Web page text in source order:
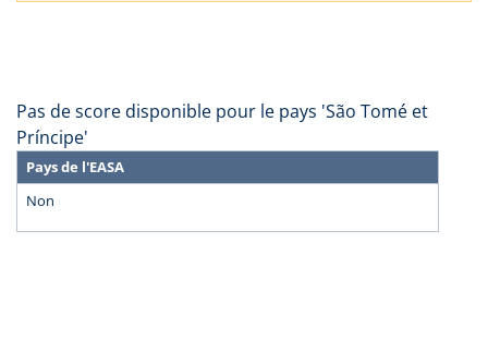
Pas de score disponible pour le pays 'São Tomé et
Príncipe'
Pays de l'EASA
Non